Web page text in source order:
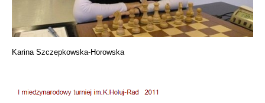
Karina Szczepkowska-Horowska